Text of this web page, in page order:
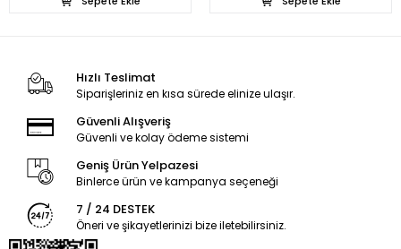
Hızlı Teslimat
Siparişleriniz en kısa sürede elinize ulaşır.
Güvenli Alışveriş
Güvenli ve kolay ödeme sistemi
Geniş Ürün Yelpazesi
Binlerce ürün ve kampanya seçeneği
7 / 24 DESTEK
Öneri ve şikayetlerinizi bize iletebilirsiniz.